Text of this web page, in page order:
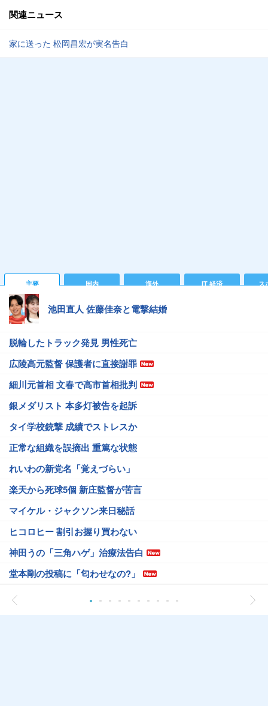
関連ニュース
家に送った 松岡昌宏が実名告白
主要 国内 海外 IT 経済 ス
池田直人 佐藤佳奈と電撃結婚
脱輪したトラック発見 男性死亡
広陵高元監督 保護者に直接謝罪
細川元首相 文春で高市首相批判
銀メダリスト 本多灯被告を起訴
タイ学校銃撃 成績でストレスか
正常な組織を誤摘出 重篤な状態
れいわの新党名「覚えづらい」
楽天から死球5個 新庄監督が苦言
マイケル・ジャクソン来日秘話
ヒコロヒー 割引お握り買わない
神田うの「三角ハゲ」治療法告白
堂本剛の投稿に「匂わせなの?」